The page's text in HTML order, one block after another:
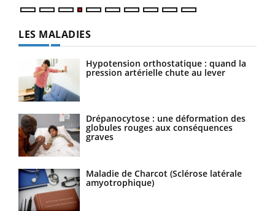
LES MALADIES
Hypotension orthostatique : quand la
pression artérielle chute au lever
Drépanocytose : une déformation des
globules rouges aux conséquences
graves
Maladie de Charcot (Sclérose latérale
amyotrophique)